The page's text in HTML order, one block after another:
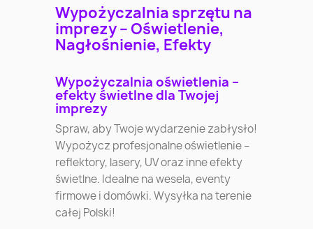
Wypożyczalnia sprzętu na
imprezy – Oświetlenie,
Nagłośnienie, Efekty
Wypożyczalnia oświetlenia –
efekty świetlne dla Twojej
imprezy
Spraw, aby Twoje wydarzenie zabłysło!
Wypożycz profesjonalne oświetlenie –
reflektory, lasery, UV oraz inne efekty
świetlne. Idealne na wesela, eventy
firmowe i domówki. Wysyłka na terenie
całej Polski!